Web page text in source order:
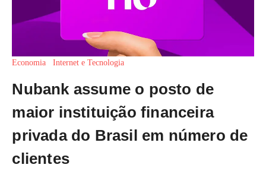
Economia Internet e Tecnologia
Nubank assume o posto de
maior instituição financeira
privada do Brasil em número de
clientes